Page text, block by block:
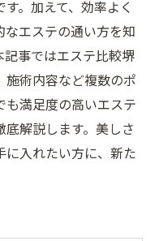
。加えて、効率よく
エステの通い方を知
記事ではエステ比較堺
施術内容など複数のポ
も満足度の高いエステ
解説します。美しさ
に入れたい方に、新た